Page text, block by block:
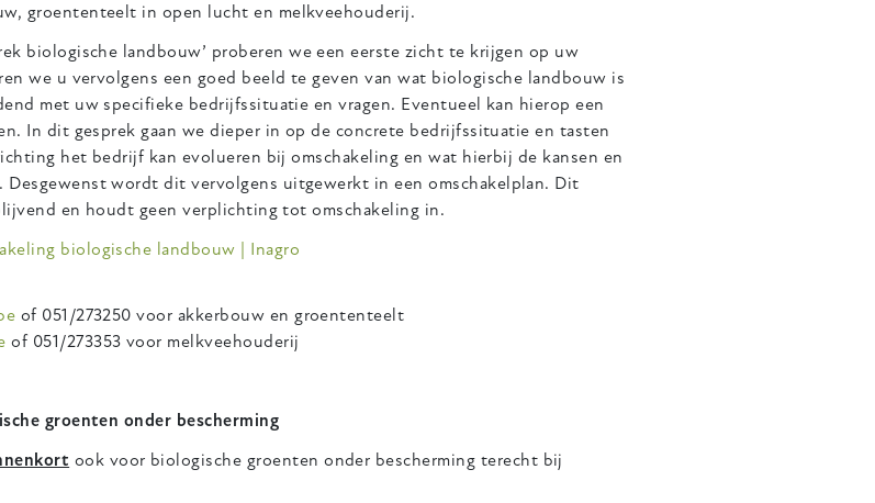
groententeelt in open lucht en melkveehouderij.
biologische landbouw’ proberen we een eerste zicht te krijgen op uw
we u vervolgens een goed beeld te geven van wat biologische landbouw is
met uw specifieke bedrijfssituatie en vragen. Eventueel kan hierop een
In dit gesprek gaan we dieper in op de concrete bedrijfssituatie en tasten
het bedrijf kan evolueren bij omschakeling en wat hierbij de kansen en
Desgewenst wordt dit vervolgens uitgewerkt in een omschakelplan. Dit
en houdt geen verplichting tot omschakeling in.
biologische landbouw | Inagro
of 051/273250 voor akkerbouw en groententeelt
of 051/273353 voor melkveehouderij
groenten onder bescherming
ook voor biologische groenten onder bescherming terecht bij